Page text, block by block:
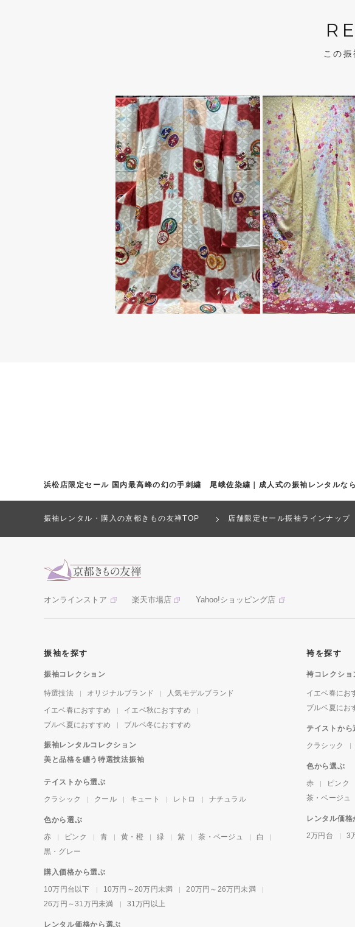
この
浜松店限定セール 国内最高峰の幻の手刺繍 尾峨佐染繍｜成人式の振袖レンタルな
振袖レンタル・購入の京都きもの友禅TOP 店舗限定セール振袖ラインナップ
オンラインストア 楽天市場店 Yahoo!ショッピング店
振袖を探す
振袖コレクション
特選技法 オリジナルブランド
人気モデルブランド
イエベ春におすすめ
イエベ秋におすすめ
ブルベ夏におすすめ
ブルベ冬におすすめ
振袖レンタルコレクション
美と品格を纏う特選技法振袖
テイストから選ぶ
クラシック
クール キュート レトロ ナチュラル
色から選ぶ
赤
ピンク 青 黄・橙 緑 紫 茶・ベージュ
白
黒・グレー
購入価格から選ぶ
10万円台以下
10万円～20万円未満
20万円～26万円未満
26万円～31万円未満
31万円以上
レンタル価格から選ぶ
袴を探す
袴コレクショ
イエベ春にお
ブルベ夏にお
テイストから
クラシック
色から選ぶ
赤
ピンク
茶・ベージュ
レンタル価格
2万円台
3